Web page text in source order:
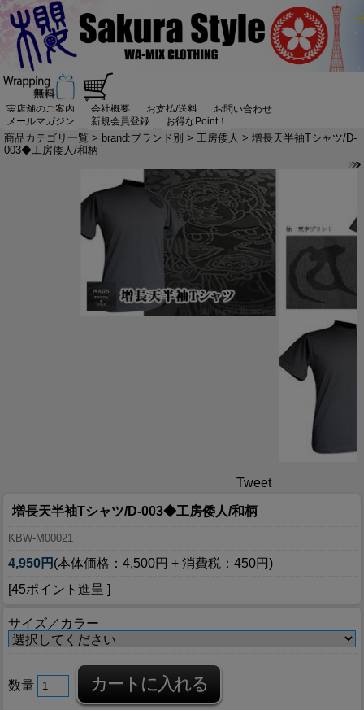
実店舗のご案内 会社概要 お支払/送料
お問い合わせ
メールマガジン
新規会員登録 お得なPoint！
商品カテゴリ一覧 > brand:ブランド別 > 工房倭人 > 増長天半袖Tシャツ/D-
003◆工房倭人/和柄
Tweet
増長天半袖Tシャツ/D-003◆工房倭人/和柄
KBW-M00021
4,950円 (本体価格：4,500円 + 消費税：450円)
[45ポイント進呈 ]
サイズ／カラー
数量